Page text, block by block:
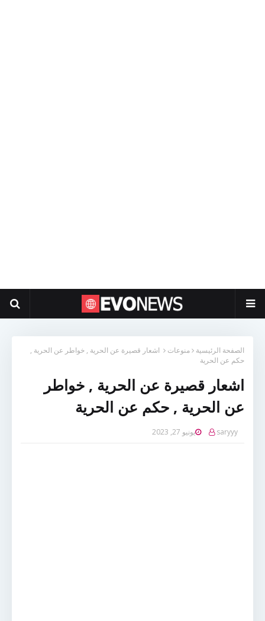
الصفحة الرئيسية منوعات
اشعار قصيرة عن الحرية , خواطر عن الحرية ,
حكم عن الحرية
اشعار قصيرة عن الحرية , خواطر
عن الحرية , حكم عن الحرية
saryyy يونيو 27, 2023